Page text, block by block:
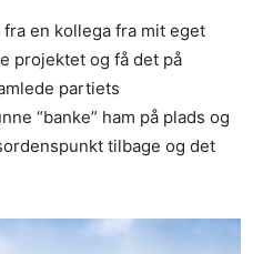
en kollega fra mit eget
projektet og få det på
partiets
“banke” ham på plads og
tilbage og det